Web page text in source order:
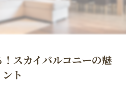
スカイバルコニーの魅
ト